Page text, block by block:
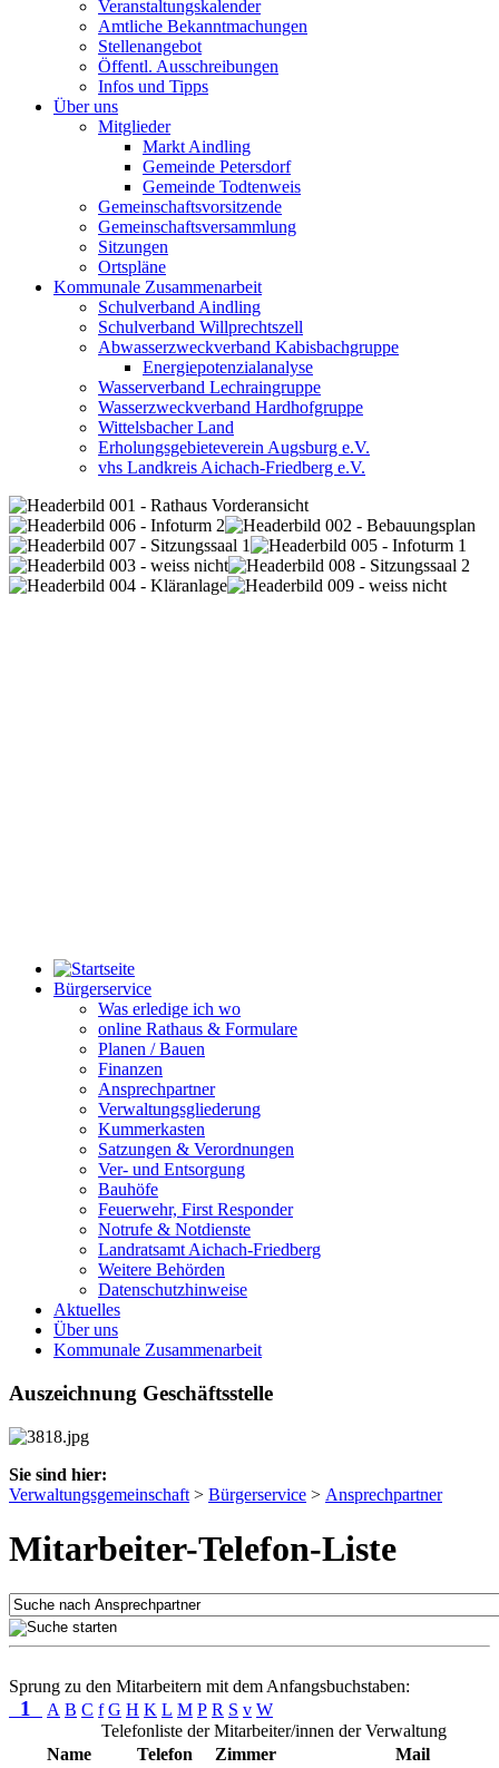
Veranstaltungskalender
Amtliche Bekanntmachungen
Stellenangebot
Öffentl. Ausschreibungen
Infos und Tipps
Über uns
Mitglieder
Markt Aindling
Gemeinde Petersdorf
Gemeinde Todtenweis
Gemeinschaftsvorsitzende
Gemeinschaftsversammlung
Sitzungen
Ortspläne
Kommunale Zusammenarbeit
Schulverband Aindling
Schulverband Willprechtszell
Abwasserzweckverband Kabisbachgruppe
Energiepotenzialanalyse
Wasserverband Lechraingruppe
Wasserzweckverband Hardhofgruppe
Wittelsbacher Land
Erholungsgebieteverein Augsburg e.V.
vhs Landkreis Aichach-Friedberg e.V.
Bürgerservice
Was erledige ich wo
online Rathaus & Formulare
Planen / Bauen
Finanzen
Ansprechpartner
Verwaltungsgliederung
Kummerkasten
Satzungen & Verordnungen
Ver- und Entsorgung
Bauhöfe
Feuerwehr, First Responder
Notrufe & Notdienste
Landratsamt Aichach-Friedberg
Weitere Behörden
Datenschutzhinweise
Aktuelles
Über uns
Kommunale Zusammenarbeit
Auszeichnung Geschäftsstelle
Sie sind hier:
Verwaltungsgemeinschaft > Bürgerservice > Ansprechpartner
Mitarbeiter-Telefon-Liste
Sprung zu den Mitarbeitern mit dem Anfangsbuchstaben:
1 A B C f G H K L M P R S v W
Telefonliste der Mitarbeiter/innen der Verwaltung
Name
Telefon Zimmer Mail